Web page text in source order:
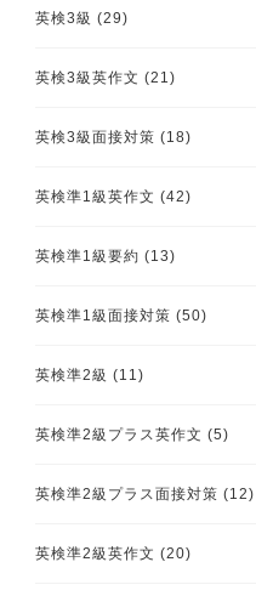
英検3級 (29)
英検3級英作文 (21)
英検3級面接対策 (18)
英検準1級英作文 (42)
英検準1級要約 (13)
英検準1級面接対策 (50)
英検準2級 (11)
英検準2級プラス英作文 (5)
英検準2級プラス面接対策 (12)
英検準2級英作文 (20)